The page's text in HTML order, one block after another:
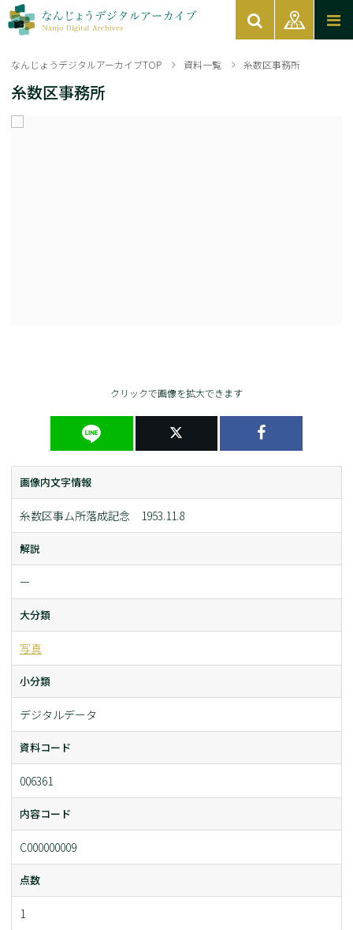
なんじょうデジタルアーカイブTOP 資料一覧 糸数区事務所
糸数区事務所
クリックで画像を拡大できます
画像内文字情報
糸数区事ム所落成記念 1953.11.8
解説
ー
大分類
写真
小分類
デジタルデータ
資料コード
006361
内容コード
C000000009
点数
1